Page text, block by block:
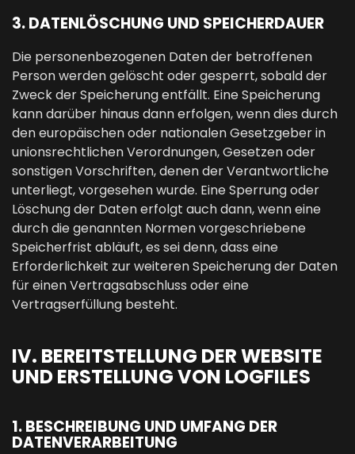
3. DATENLÖSCHUNG UND SPEICHERDAUER
Die personenbezogenen Daten der betroffenen
Person werden gelöscht oder gesperrt, sobald der
Zweck der Speicherung entfällt. Eine Speicherung
kann darüber hinaus dann erfolgen, wenn dies durch
den europäischen oder nationalen Gesetzgeber in
unionsrechtlichen Verordnungen, Gesetzen oder
sonstigen Vorschriften, denen der Verantwortliche
unterliegt, vorgesehen wurde. Eine Sperrung oder
Löschung der Daten erfolgt auch dann, wenn eine
durch die genannten Normen vorgeschriebene
Speicherfrist abläuft, es sei denn, dass eine
Erforderlichkeit zur weiteren Speicherung der Daten
für einen Vertragsabschluss oder eine
Vertragserfüllung besteht.
IV. BEREITSTELLUNG DER WEBSITE
UND ERSTELLUNG VON LOGFILES
1. BESCHREIBUNG UND UMFANG DER
DATENVERARBEITUNG